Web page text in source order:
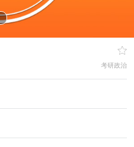
考研政治